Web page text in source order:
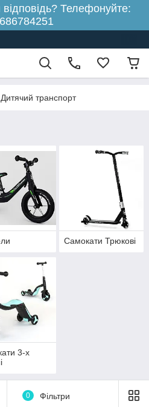
Телефонуйте:
Дитячий транспорт
Самокати Трюкові
3-х
0 Фільтри